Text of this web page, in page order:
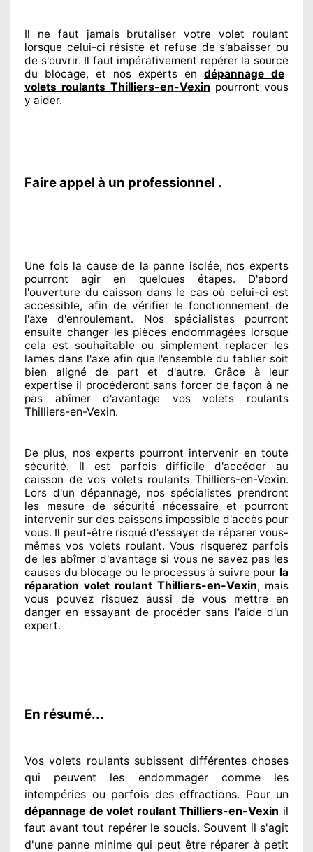
Il ne faut jamais brutaliser votre volet roulant
lorsque celui-ci résiste et refuse de s'abaisser ou
de s'ouvrir. Il faut impérativement repérerla source
du blocage, et nos experts en dépannage de
volets roulants Thilliers-en-Vexin pourront vous
y aider.
Faire appel à un professionnel .
Une fois la causede la panne isolée, nos experts
pourront agiren quelques étapes. D'abord
l'ouverture du caisson dans le cas où celui-ci est
accessible, afin de vérifier le fonctionnement de
l'axe d'enroulement. Nos spécialistespourront
ensuite changerles pièces endommagées lorsque
cela est souhaitable ou simplement replacer les
lames dans l'axe afin que l'ensemble du tablier soit
bien aligné de part et d'autre. Grâce à leur
expertise il procéderont sans forcer de façon à ne
pas abîmerd'avantage vos volets roulants
Thilliers-en-Vexin.
De plus, nos expertspourront intervenir en toute
sécurité. Il est parfois difficile d'accéder au
caisson de vos volets roulants Thilliers-en-Vexin.
Lors d'un dépannage, nos spécialistes prendront
les mesure de sécurité nécessaire et pourront
intervenir sur des caissons impossible d'accès pour
vous. Il peut-être risquéd'essayer de réparervous-
mêmes vos volets roulant. Vous risquerez parfois
de les abîmer d'avantage si vous ne savezpas les
causes du blocage ou le processus à suivre pour la
réparation volet roulant Thilliers-en-Vexin, mais
vous pouvez risquez aussi de vous mettre en
danger en essayant de procéder sans l'aide d'un
expert.
En résumé...
Vos volets roulants subissent différenteschoses
qui peuvent les endommagercomme les
intempéries ou parfois des effractions. Pour un
dépannage de volet roulant Thilliers-en-Vexin il
faut avant tout repérerle soucis. Souvent il s'agit
d'une panne minime qui peut être réparer à petit